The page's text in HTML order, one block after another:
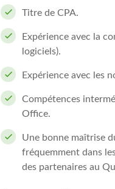
Titre de CPA.
Expérience avec la
logiciels).
Expérience avec les
Compétences
Office.
Une bonne maîtrise
fréquemment dans
des partenaires au